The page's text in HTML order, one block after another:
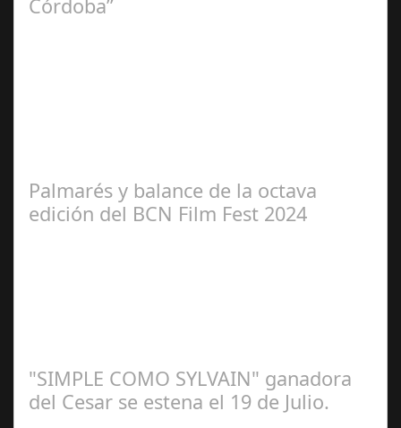
Córdoba”
Palmarés y balance de la octava
edición del BCN Film Fest 2024
"SIMPLE COMO SYLVAIN" ganadora
del Cesar se estena el 19 de Julio.